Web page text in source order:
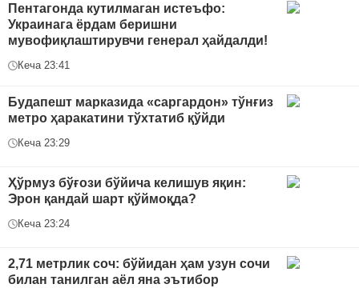
Пентагонда кутилмаган истеъфо:
Украинага ёрдам беришни
мувофиқлаштирувчи генерал ҳайдалди!
Кеча 23:41
Будапешт марказида «саргардон» тўнғиз
метро ҳаракатини тўхтатиб қўйди
Кеча 23:29
Ҳўрмуз бўғози бўйича келишув яқин:
Эрон қандай шарт қўймоқда?
Кеча 23:24
2,71 метрлик соч: бўйидан ҳам узун сочи
билан танилган аёл яна эътибор